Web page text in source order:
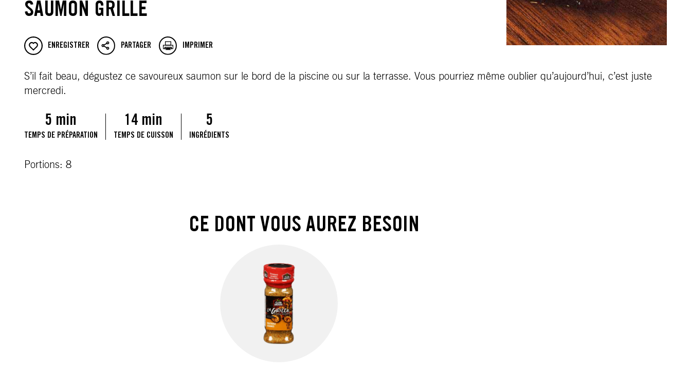
SAUMON GRILLÉ
ENREGISTRER PARTAGER IMPRIMER
S’il fait beau, dégustez ce savoureux saumon sur le bord de la piscine ou sur la terrasse. Vous pourriez même oublier qu’aujourd’hui, c’est juste
mercredi.
5 min
TEMPS DE PRÉPARATION
14 min
TEMPS DE CUISSON
5
INGRÉDIENTS
Portions: 8
CE DONT VOUS AUREZ BESOIN